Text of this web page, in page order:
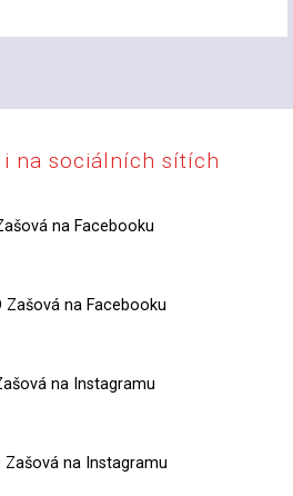
i na sociálních sítích
na Facebooku
Zašová na Facebooku
na Instagramu
Zašová na Instagramu